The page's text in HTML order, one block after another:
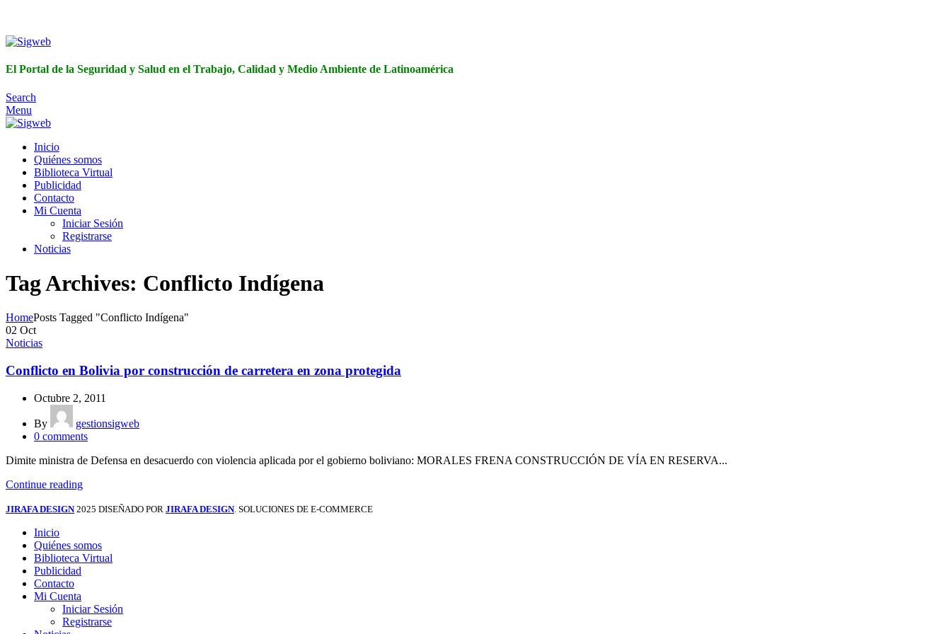
El Portal de la Seguridad y Salud en el Trabajo, Calidad y Medio Ambiente de Latinoamérica
Search
Menu
Inicio
Quiénes somos
Biblioteca Virtual
Publicidad
Contacto
Mi Cuenta
Iniciar Sesión
Registrarse
Noticias
Tag Archives: Conflicto Indígena
HomePosts Tagged "Conflicto Indígena"
02 Oct
Noticias
Conflicto en Bolivia por construcción de carretera en zona protegida
Octubre 2, 2011
By
gestionsigweb
0 comments
Dimite ministra de Defensa en desacuerdo con violencia aplicada por el gobierno boliviano: MORALES FRENA CONSTRUCCIÓN DE VÍA EN RESERVA...
Continue reading
JIRAFA DESIGN 2025 DISEÑADO POR JIRAFA DESIGN. SOLUCIONES DE E-COMMERCE
Inicio
Quiénes somos
Biblioteca Virtual
Publicidad
Contacto
Mi Cuenta
Iniciar Sesión
Registrarse